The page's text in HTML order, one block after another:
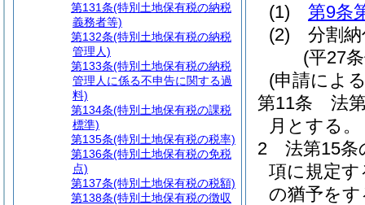
(1)
第9条
(2)
分割
(平27
(申請によ
第11条
法
月とする。
2
法第15条
項に規定
の猶予を
第131条(特別土地保有税の納税
義務者等)
第132条(特別土地保有税の納税
管理人)
第133条(特別土地保有税の納税
管理人に係る不申告に関する過
料)
第134条(特別土地保有税の課税
標準)
第135条(特別土地保有税の税率)
第136条(特別土地保有税の免税
点)
第137条(特別土地保有税の税額)
第138条(特別土地保有税の徴収